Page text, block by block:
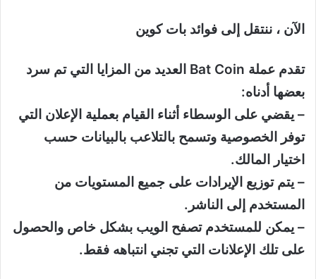
الآن ، ننتقل إلى فوائد بات كوين
تقدم عملة Bat Coin العديد من المزايا التي تم سرد
بعضها أدناه:
– يقضي على الوسطاء أثناء القيام بعملية الإعلان التي
توفر الخصوصية وتسمح بالتلاعب بالبيانات حسب
اختيار المالك.
– يتم توزيع الإيرادات على جميع المستويات من
المستخدم إلى الناشر.
– يمكن للمستخدم تصفح الويب بشكل خاص والحصول
على تلك الإعلانات التي تجني انتباهه فقط.